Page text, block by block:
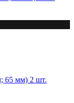
65 мм) 2 шт.